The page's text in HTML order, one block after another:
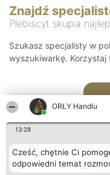
ORŁY Handlu
13:28
Cześć, chętnie Ci
odpowiedni temat
Znajdź
Plebiscyt skupia
Szukasz specjalisty w
wyszukiwarkę. Korzystaj